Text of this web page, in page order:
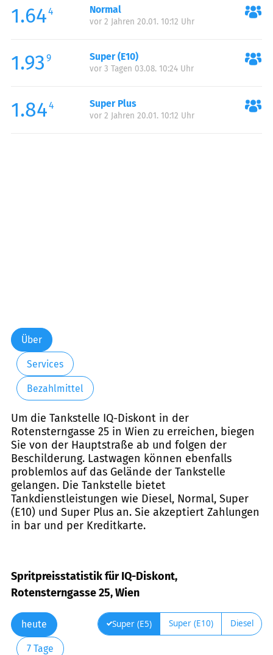
Samstag:
06:30-20:00
Sonntag:
1.644 Normal
vor 2 Jahren 20.01. 10:12 Uhr
1.93 9 Super (E10)
vor 3 Tagen 03.08. 10:24 Uhr
1.844 Super Plus
vor 2 Jahren 20.01. 10:12 Uhr
Über
Services
Bezahlmittel
Um die Tankstelle IQ-Diskont in der
Rotensterngasse 25 in Wien zu erreichen, biegen
Sie von der Hauptstraße ab und folgen der
Beschilderung. Lastwagen können ebenfalls
problemlos auf das Gelände der Tankstelle
gelangen. Die Tankstelle bietet
Tankdienstleistungen wie Diesel, Normal, Super
(E10) und Super Plus an. Sie akzeptiert Zahlungen
in bar und per Kreditkarte.
Spritpreisstatistik für IQ-Diskont,
Rotensterngasse 25, Wien
heute
7 Tage
Super (E5) Super (E10) Diesel